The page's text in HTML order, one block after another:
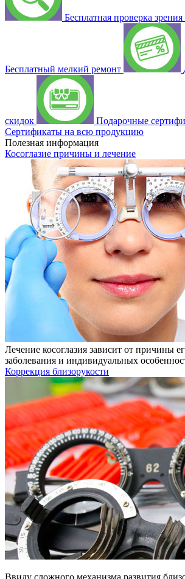
Бесплатная проверка зрения
Бесплатный мелкий ремонт
скидок
Подарочные
Сертификаты на всю продукцию
Полезная информация
Косоглазие причины и лечение
Лечение косоглазия зависит от причины
заболевания и индивидуальных
Коррекция близорукости